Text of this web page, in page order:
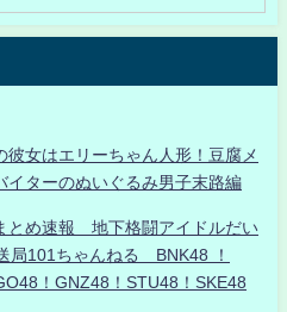
女はエリーちゃん人形！豆腐メ
イターのぬいぐるみ男子末路編
とめ速報 地下格闘アイドルだい
101ちゃんねる BNK48 ！
！GNZ48！STU48！SKE48